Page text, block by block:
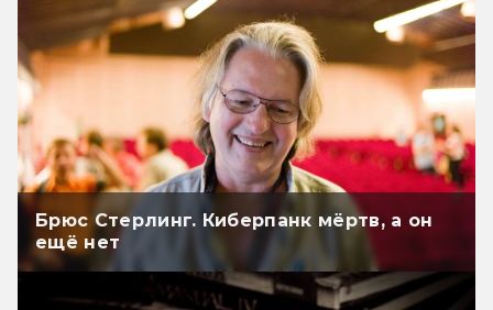
Брюс Стерлинг. Киберпанк мёртв, а он
ещё нет